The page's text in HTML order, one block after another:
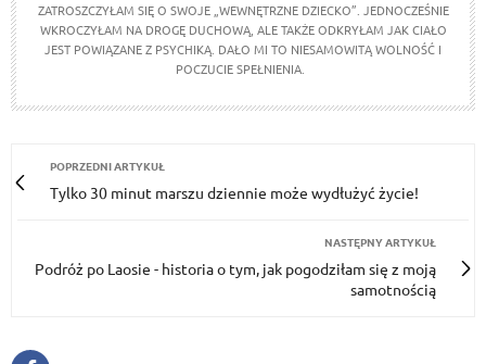
ZATROSZCZYŁAM SIĘ O SWOJE „WEWNĘTRZNE DZIECKO”. JEDNOCZEŚNIE
WKROCZYŁAM NA DROGĘ DUCHOWĄ, ALE TAKŻE ODKRYŁAM JAK CIAŁO
JEST POWIĄZANE Z PSYCHIKĄ. DAŁO MI TO NIESAMOWITĄ WOLNOŚĆ I
POCZUCIE SPEŁNIENIA.
POPRZEDNI ARTYKUŁ
Tylko 30 minut marszu dziennie może wydłużyć życie!
NASTĘPNY ARTYKUŁ
Podróż po Laosie - historia o tym, jak pogodziłam się z moją
samotnością